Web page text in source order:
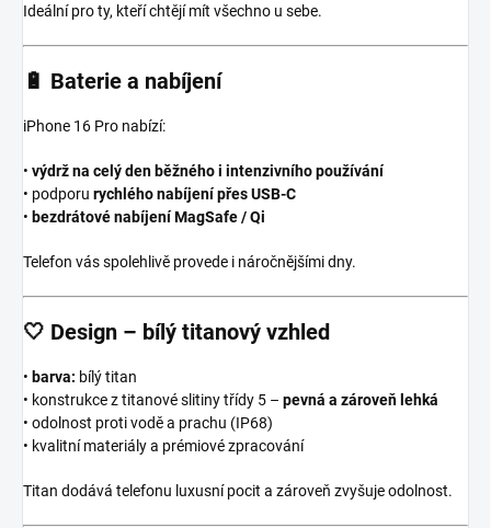
Ideální pro ty, kteří chtějí mít všechno u sebe.
🔋 Baterie a nabíjení
iPhone 16 Pro nabízí:
• výdrž na celý den běžného i intenzivního používání
• podporu rychlého nabíjení přes USB-C
• bezdrátové nabíjení MagSafe / Qi
Telefon vás spolehlivě provede i náročnějšími dny.
🤍 Design – bílý titanový vzhled
• barva: bílý titan
• konstrukce z titanové slitiny třídy 5 – pevná a zároveň lehká
• odolnost proti vodě a prachu (IP68)
• kvalitní materiály a prémiové zpracování
Titan dodává telefonu luxusní pocit a zároveň zvyšuje odolnost.